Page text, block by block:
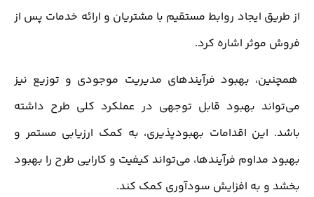
از طریق ایجاد روابط مستقیم با مشتریان و ارائه خدمات پس از
فروش موثر اشاره کرد.
همچنین، بهبود فرآیندهای مدیریت موجودی و توزیع نیز
می‌تواند بهبود قابل توجهی در عملکرد کلی طرح داشته
باشد. این اقدامات بهبودپذیری، به کمک ارزیابی مستمر و
بهبود مداوم فرآیندها، می‌تواند کیفیت و کارایی طرح را بهبود
بخشد و به افزایش سودآوری کمک کند.